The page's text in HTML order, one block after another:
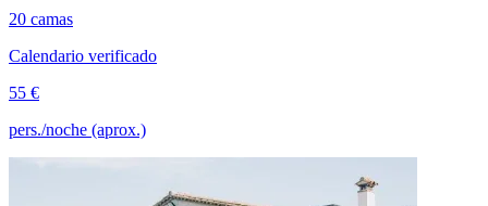
20 camas
Calendario verificado
55 €
pers./noche (aprox.)